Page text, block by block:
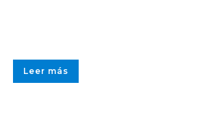
Leer más